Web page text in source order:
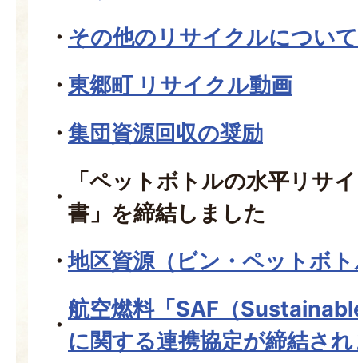
その他のリサイクルについて
東郷町 リサイクル動画
集団資源回収の奨励
「ペットボトルの水平リサ
書」を締結しました
地区資源（ビン・ペットボ
航空燃料「SAF（
に関する連携協定が締結さ